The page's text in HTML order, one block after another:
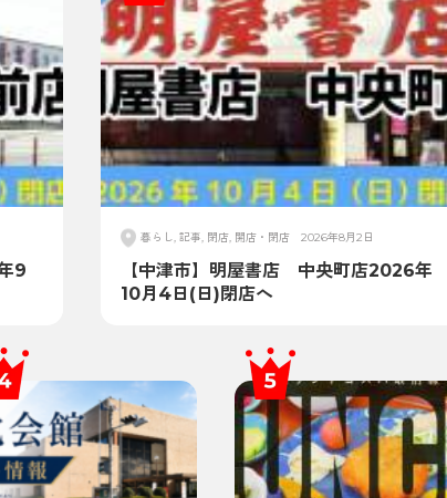
9
暮らし, 記事, 閉店, 開店・閉店 2026年8月2日
【中津市】明屋書店 中央町店2026年
10月4日(日)閉店へ